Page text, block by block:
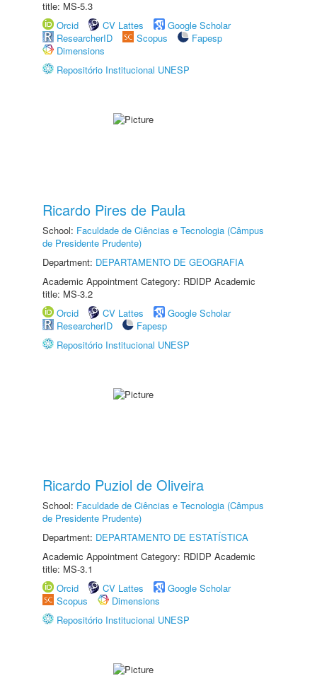
title: MS-5.3
Orcid
CV Lattes
Google Scholar
ResearcherID
Scopus
Fapesp
Dimensions
Repositório Institucional UNESP
Ricardo Pires de Paula
School: Faculdade de Ciências e Tecnologia (Câmpus
de Presidente Prudente)
Department: DEPARTAMENTO DE GEOGRAFIA
Academic Appointment Category: RDIDP Academic
title: MS-3.2
Orcid
CV Lattes
Google Scholar
ResearcherID
Fapesp
Repositório Institucional UNESP
Ricardo Puziol de Oliveira
School: Faculdade de Ciências e Tecnologia (Câmpus
de Presidente Prudente)
Department: DEPARTAMENTO DE ESTATÍSTICA
Academic Appointment Category: RDIDP Academic
title: MS-3.1
Orcid
CV Lattes
Google Scholar
Scopus
Dimensions
Repositório Institucional UNESP